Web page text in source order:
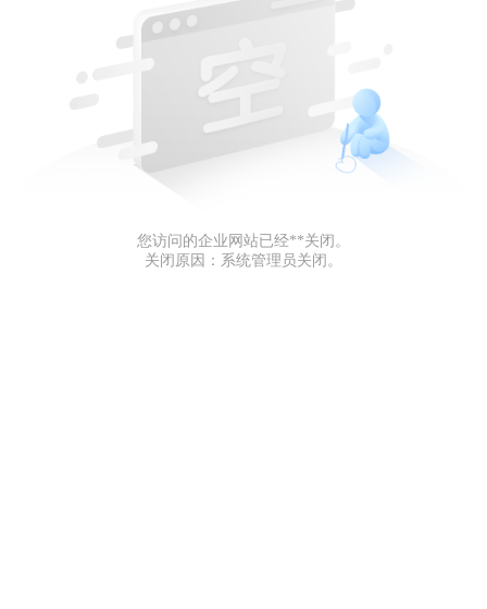
您访问的企业网站已经**关闭。
关闭原因：系统管理员关闭。